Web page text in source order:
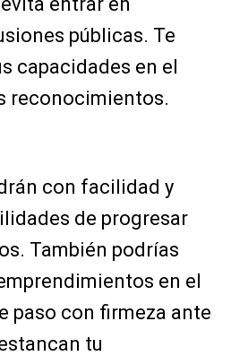
públicas. Te
capacidades en el
reconocimientos.
con facilidad y
de progresar
También podrías
en el
paso con firmeza ante
tu